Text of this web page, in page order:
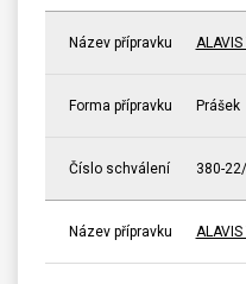
Název přípravku
Forma přípravku Prášek
Číslo schválení 380-
Název přípravku